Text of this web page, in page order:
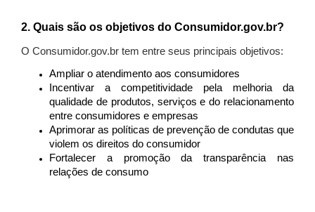
2. Quais são os objetivos do Consumidor.gov.br?
O Consumidor.gov.br tem entre seus principais objetivos:
Ampliar o atendimento aos consumidores
Incentivar a competitividade pela melhoria da
qualidade de produtos, serviços e do relacionamento
entre consumidores e empresas
Aprimorar as políticas de prevenção de condutas que
violem os direitos do consumidor
Fortalecer a promoção da transparência nas
relações de consumo